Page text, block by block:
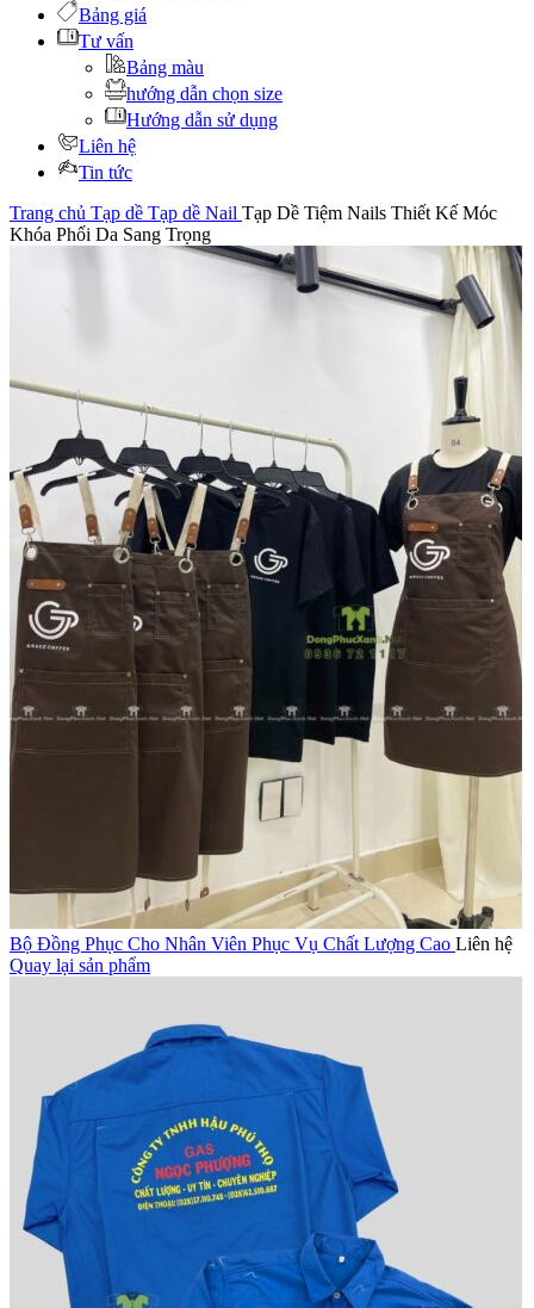
Bảng giá
Tư vấn
Bảng màu
hướng dẫn chọn size
Hướng dẫn sử dụng
Liên hệ
Tin tức
Trang chủ Tạp dề Tạp dề Nail Tạp Dề Tiệm Nails Thiết Kế Móc
Khóa Phối Da Sang Trọng
Bộ Đồng Phục Cho Nhân Viên Phục Vụ Chất Lượng Cao Liên hệ
Quay lại sản phẩm